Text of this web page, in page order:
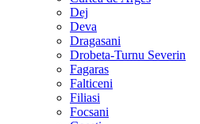
Dej
Deva
Dragasani
Drobeta-Turnu Severin
Fagaras
Falticeni
Filiasi
Focsani